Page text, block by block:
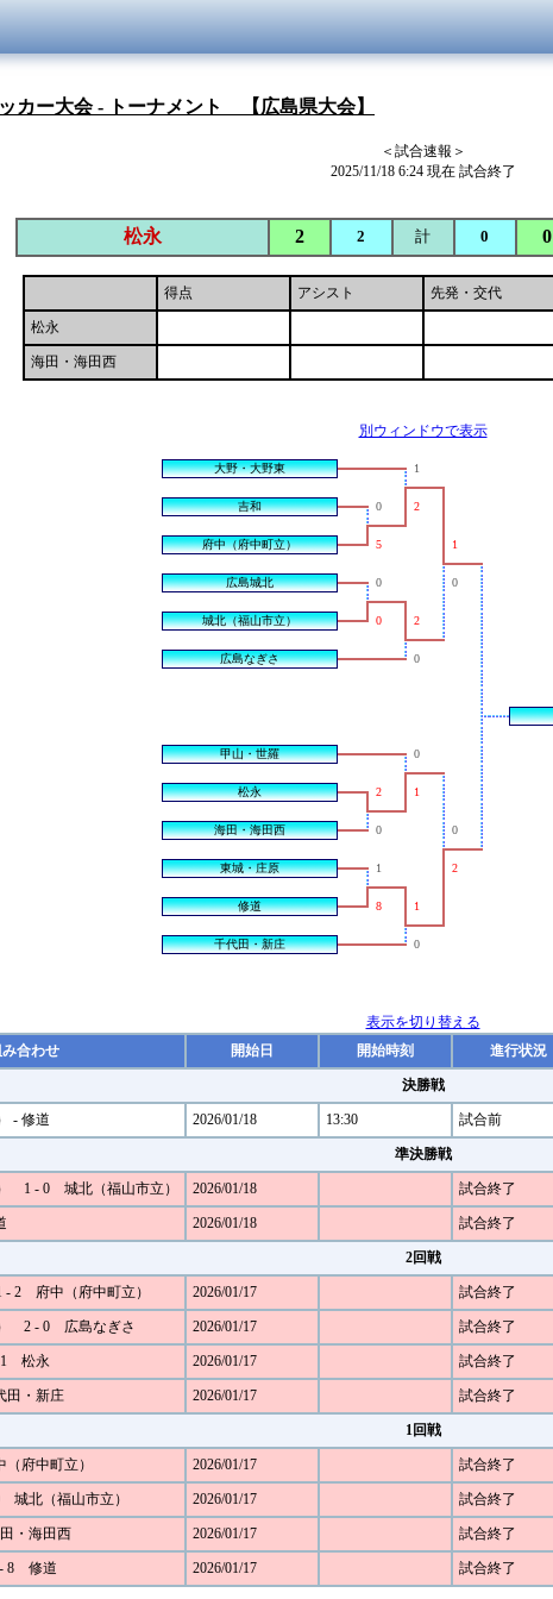
カー大会 - トーナメント 【広島県大会】
＜試合速報＞
2025/11/18 6:24 現在 試合終了
松永 2 2 計 0 0
得点 アシスト 先発・交代
松永
海田・海田西
別ウィンドウで表示
大野・大野東 1
吉和 0 2
府中（府中町立） 5 1
広島城北 0 0
城北（福山市立） 0 2
広島なぎさ 0
甲山・世羅 0
松永 2 1
海田・海田西 0 0
東城・庄原 1 2
修道 8 1
千代田・新庄 0
表示を切り替える
合わせ
開始日 開始時刻 進行状況
決勝戦
- 修道 2026/01/18 13:30 試合前
準決勝戦
1 - 0 城北（福山市立） 2026/01/18 試合終了
2026/01/18 試合終了
2回戦
2 府中（府中町立） 2026/01/17 試合終了
2 - 0 広島なぎさ 2026/01/17 試合終了
松永 2026/01/17 試合終了
・新庄 2026/01/17 試合終了
1回戦
府中町立） 2026/01/17 試合終了
北（福山市立） 2026/01/17 試合終了
・海田西 2026/01/17 試合終了
8 修道 2026/01/17 試合終了